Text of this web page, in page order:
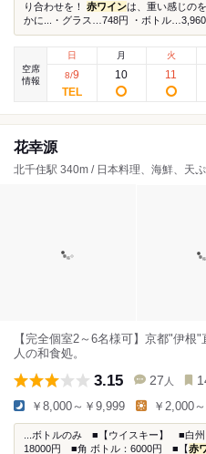
り合わせを！ 赤ワインは、重い感じの
かに...・グラス…748円 ・ボトル
空席
情報
日
8/9
月
10
火
11
花幸源
北千住駅 340m / 日本料理、海鮮、天
【完全個室2～6名様可】京都"伊
人の和食処。
3.15 27 人
￥8,000～￥9,999 ￥2,000
...ボトルのみ ■【ウイスキー】 ■白
18000円 ■角 ボトル：6000円 ■【赤